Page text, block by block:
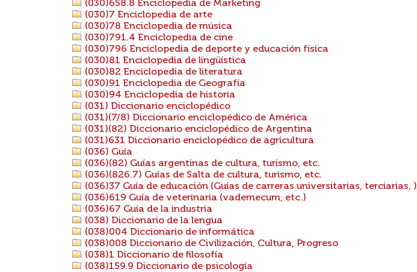
(030)658.8 Enciclopedia de Marketing
(030)7 Enciclopedia de arte
(030)78 Enciclopedia de música
(030)791.4 Enciclopedia de cine
(030)796 Enciclopedia de deporte y educación física
(030)81 Enciclopedia de lingüística
(030)82 Enciclopedia de literatura
(030)91 Enciclopedia de Geografía
(030)94 Enciclopedia de historia
(031) Diccionario enciclopédico
(031)(7/8) Diccionario enciclopédico de América
(031)(82) Diccionario enciclopédico de Argentina
(031)631 Diccionario enciclopédico de agricultura
(036) Guía
(036)(82) Guías argentinas de cultura, turismo, etc.
(036)(826.7) Guías de Salta de cultura, turismo, etc.
(036)37 Guía de educación (Guías de carreras universitarias, terciarias, )
(036)619 Guía de veterinaria (vademecum, etc.)
(036)67 Guía de la industria
(038) Diccionario de la lengua
(038)004 Diccionario de informática
(038)008 Diccionario de Civilización, Cultura, Progreso
(038)1 Diccionario de filosofía
(038)159.9 Diccionario de psicología